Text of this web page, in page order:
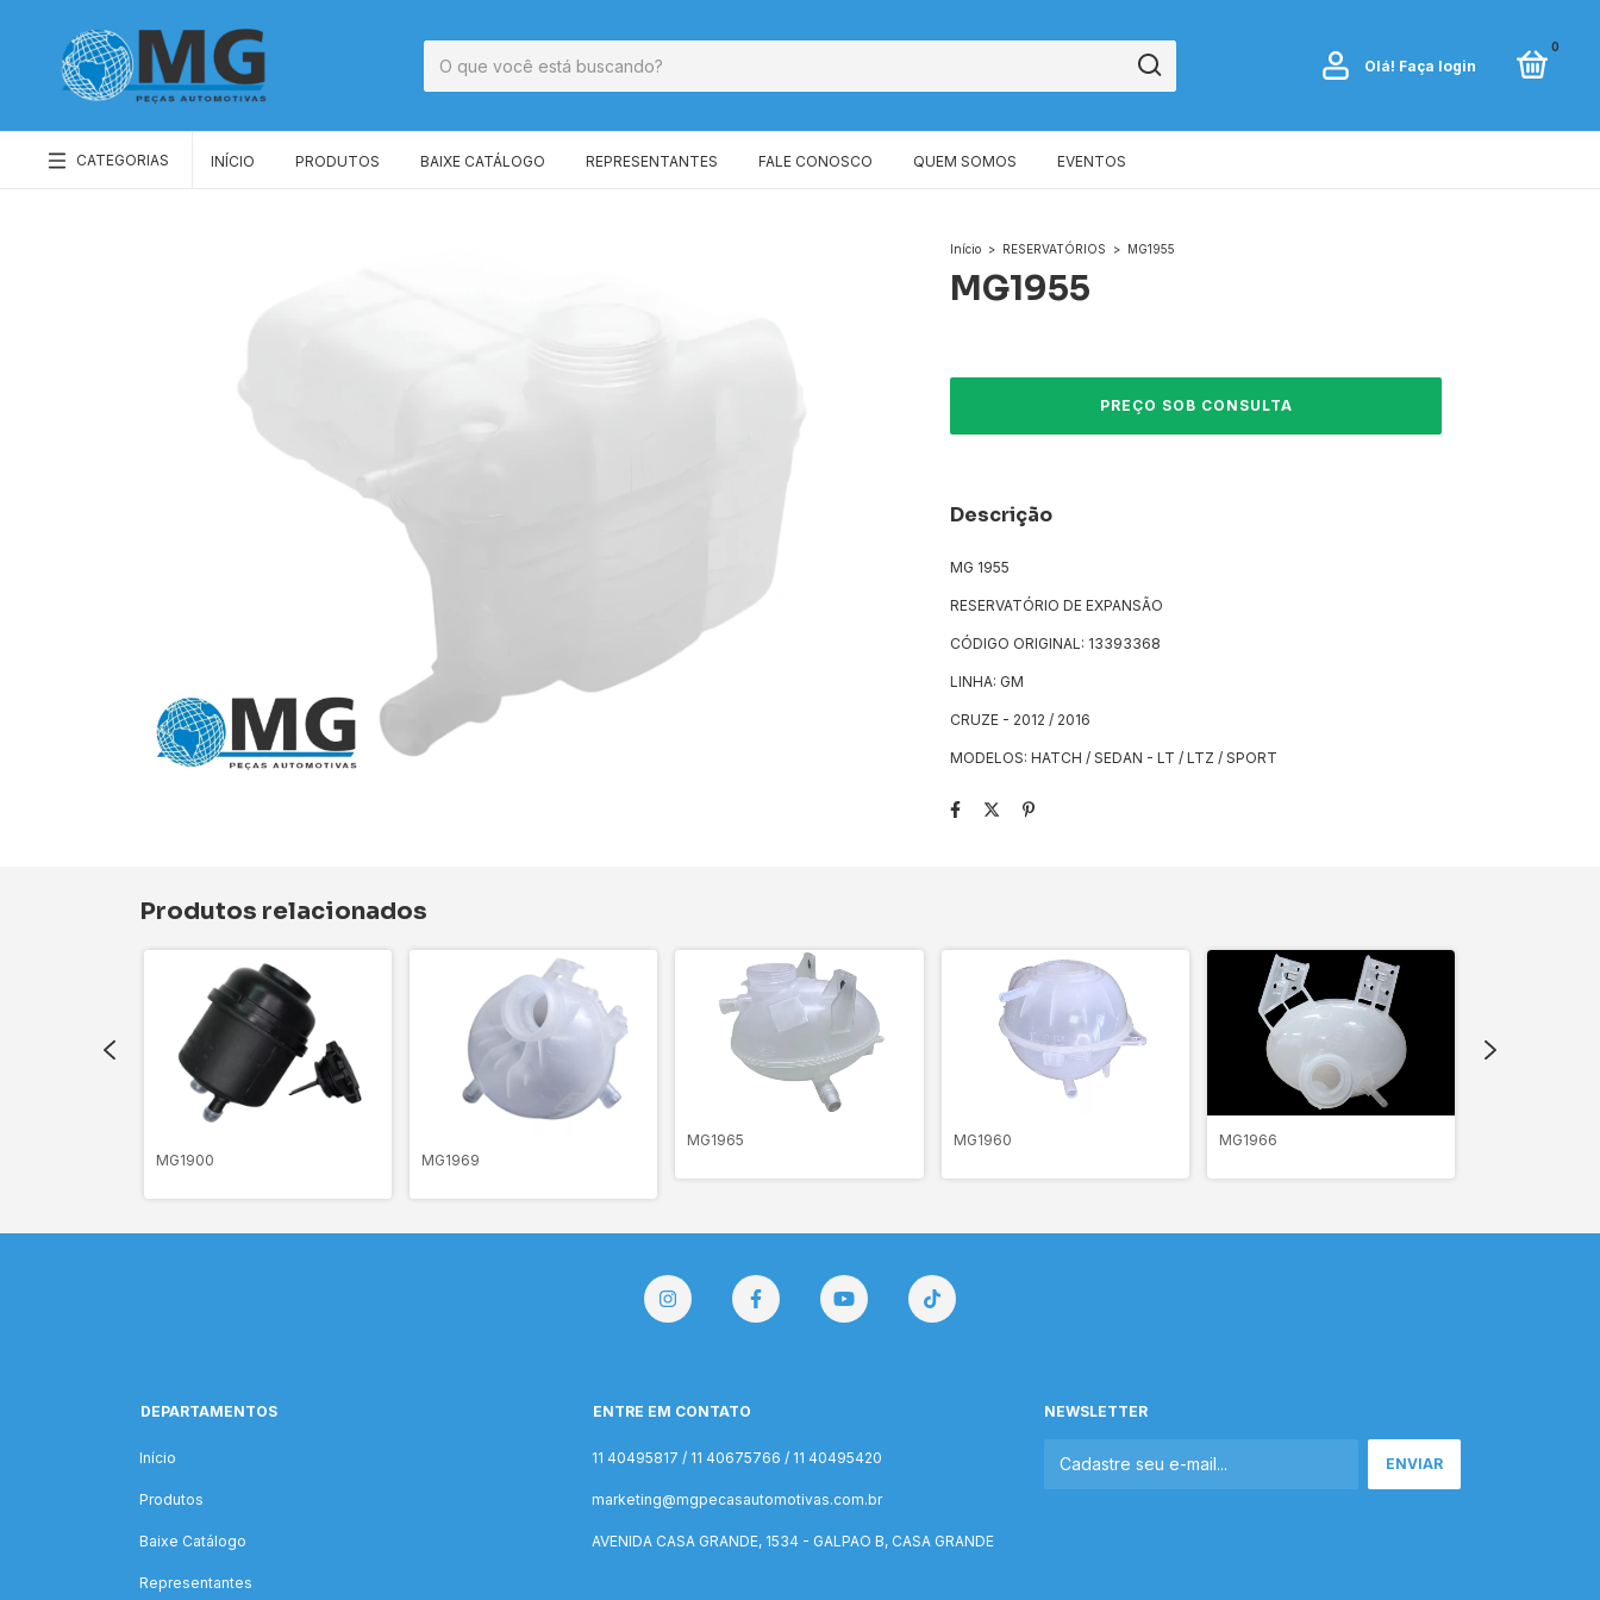
Olá! Faça login
0
CATEGORIAS INÍCIO PRODUTOS BAIXE CATÁLOGO REPRESENTANTES FALE CONOSCO QUEM SOMOS EVENTOS
Início > RESERVATÓRIOS > MG1955
MG1955
Descrição
MG 1955
RESERVATÓRIO DE EXPANSÃO
CÓDIGO ORIGINAL: 13393368
LINHA: GM
CRUZE - 2012 / 2016
MODELOS: HATCH / SEDAN - LT / LTZ / SPORT
Produtos relacionados
MG1900 MG1969
MG1965 MG1960 MG1966
DEPARTAMENTOS
Início
Produtos
Baixe Catálogo
Representantes
ENTRE EM CONTATO
11 40495817 / 11 40675766 / 11 40495420
marketing@mgpecasautomotivas.com.br
AVENIDA CASA GRANDE, 1534 - GALPAO B, CASA GRANDE
NEWSLETTER